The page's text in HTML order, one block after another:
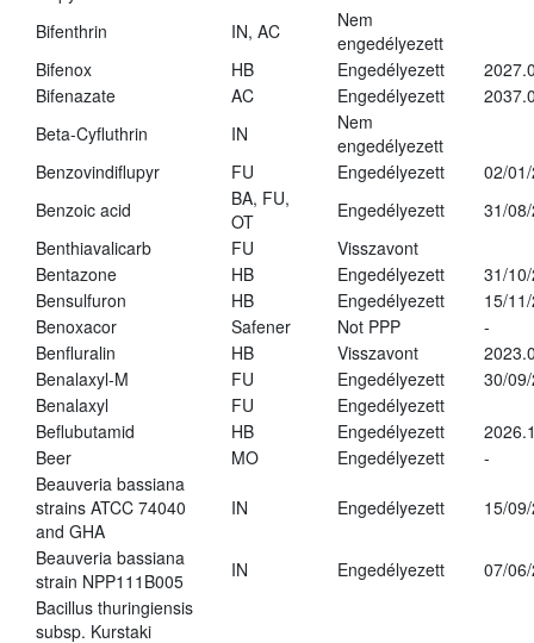
Bifenthrin
IN, AC
Nem
engedélyezett
Bifenox
HB Engedélyezett
Bifenazate
AC Engedélyezett
Beta-Cyfluthrin
IN
Nem
engedélyezett
Benzovindiflupyr
FU Engedélyezett
02/
Benzoic acid
BA, FU,
OT
Engedélyezett
31/
Benthiavalicarb
FU
Visszavont
Bentazone
HB Engedélyezett
31/
Bensulfuron
HB Engedélyezett
15/
Benoxacor
Safener Not PPP
-
Benfluralin
HB Visszavont
Benalaxyl-M
FU Engedélyezett
30/
Benalaxyl
FU
Engedélyezett
Beflubutamid
HB Engedélyezett
Beer
MO Engedélyezett
-
Beauveria bassiana
strains ATCC 74040
and GHA
IN Engedélyezett 15/
Beauveria bassiana
strain NPP111B005
IN Engedélyezett
07/
Bacillus thuringiensis
subsp. Kurstaki